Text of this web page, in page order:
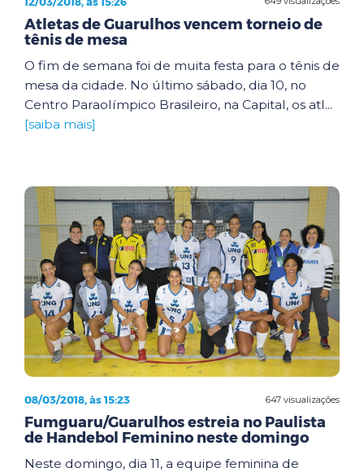
Atletas de Guarulhos vencem torneio de
tênis de mesa
O fim de semana foi de muita festa para o tênis de
mesa da cidade. No último sábado, dia 10, no
Centro Paraolímpico Brasileiro, na Capital, os atl...
[saiba mais]
647 visualizações
08/03/2018, às 15:23
Fumguaru/Guarulhos estreia no Paulista
de Handebol Feminino neste domingo
Neste domingo, dia 11, a equipe feminina de